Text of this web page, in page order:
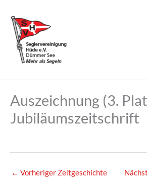
Inhalt
springen
Auszeichnung (3.
Jubiläumszeitschrift
← Vorheriger Zeitgeschichte